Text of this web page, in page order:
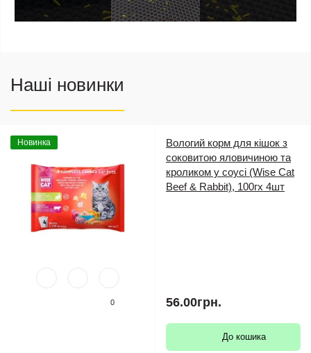
Наші новинки
Новинка
0
Вологий корм для кішок з
соковитою яловичиною та
кроликом у соусі (Wise Cat
Beef & Rabbit), 100гх 4шт
56.00грн.
До кошика